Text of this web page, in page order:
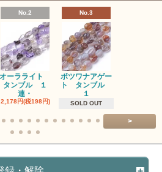
No.2
オーラライト
タンブル １
連・
2,178円(税198円)
No.3
ボツワナアゲー
ト タンブル
１
SOLD OUT
>